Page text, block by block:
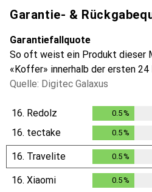
Garantie- &
Garantiefallquote
So oft weist ein Produkt dieser
«Koffer» innerhalb der ersten
Quelle: Digitec Galaxus
16. Redolz 0.5 %
16. tectake 0.5 %
16. Travelite 0.5 %
16. Xiaomi 0.5 %